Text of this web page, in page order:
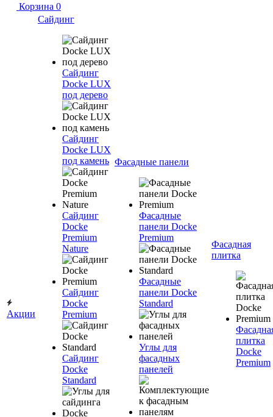
Корзина 0
Акции
Сайдинг
Сайдинг
Docke LUX
под дерево
Сайдинг
Docke LUX
под камень
Сайдинг
Docke
Premium
Nature
Сайдинг
Docke
Premium
Сайдинг
Docke
Standard
Фасадные панели
Фасадные
панели Docke
Premium
Фасадные
панели Docke
Standard
Углы для
фасадных
панелей
Фасадная
плитка
плитка
Docke
Premium